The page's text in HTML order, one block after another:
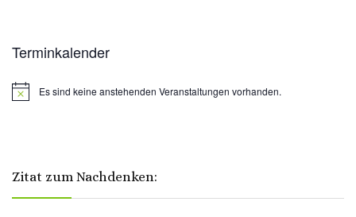
Terminkalender
HinweisEs sind keine anstehenden Veranstaltungen vorhanden.
Zitat zum Nachdenken: